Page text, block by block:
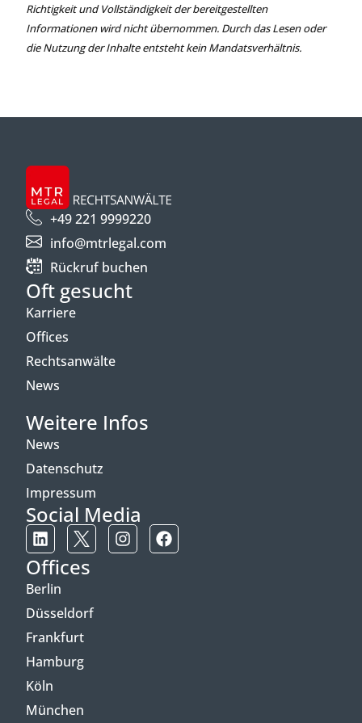
Richtigkeit und Vollständigkeit der bereitgestellten
Informationen wird nicht übernommen. Durch das Lesen oder
die Nutzung der Inhalte entsteht kein Mandatsverhältnis.
+49 221 9999220
info@mtrlegal.com
Rückruf buchen
Oft gesucht
Karriere
Offices
Rechtsanwälte
News
Weitere Infos
News
Datenschutz
Impressum
Social Media
Offices
Berlin
Düsseldorf
Frankfurt
Hamburg
Köln
München